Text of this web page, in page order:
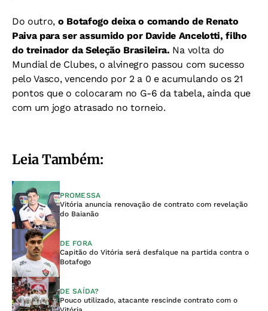
Do outro, o Botafogo deixa o comando de Renato
Paiva para ser assumido por Davide Ancelotti, filho
do treinador da Seleção Brasileira. Na volta do
Mundial de Clubes, o alvinegro passou com sucesso
pelo Vasco, vencendo por 2 a 0 e acumulando os 21
pontos que o colocaram no G-6 da tabela, ainda que
com um jogo atrasado no torneio.
Leia Também:
PROMESSA
Vitória anuncia renovação de contrato com revelação
do Baianão
DE FORA
Capitão do Vitória será desfalque na partida contra o
Botafogo
DE SAÍDA?
Pouco utilizado, atacante rescinde contrato com o